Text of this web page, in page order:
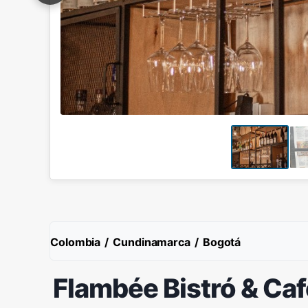
Colombia / Cundinamarca / Bogotá
Flambée Bistró &